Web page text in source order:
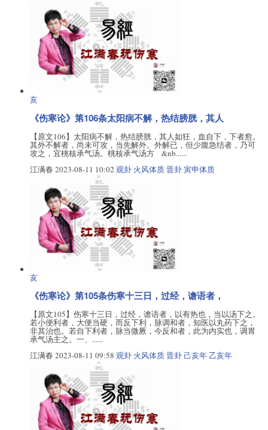
亥
《伤寒论》第106条太阳病不解，热结膀胱，其人
【原文106】太阳病不解，热结膀胱，其人如狂，血自下，下者愈。
其外不解者，尚未可攻，当先解外。外解已，但少腹急结者，乃可
攻之，宜桃核承气汤。桃核承气汤方 &nb......
江满春 2023-08-11 10:02 观卦 火风体质晋卦寅申体质
亥
《伤寒论》第105条伤寒十三日，过经，谵语者，
【原文105】伤寒十三日，过经，谵语者，以有热也，当以汤下之。
若小便利者，大便当硬，而反下利，脉调和者，知医以丸药下之，
非其治也。若自下利者，脉当微厥，今反和者，此为内实也，调胃
承气汤主之。一、......
江满春 2023-08-11 09:58 观卦 火风体质晋卦己亥年乙亥年